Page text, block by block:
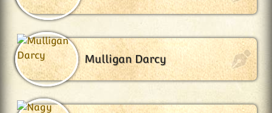
Mulligan Darcy